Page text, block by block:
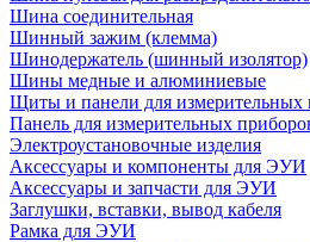
Шина соединительная
Шинный зажим (клемма)
Шинодержатель (шинный изолятор)
Шины медные и алюминиевые
Щиты и панели для измерительных
Панель для измерительных
Электроустановочные изделия
Аксессуары и компоненты для ЭУИ
Аксессуары и запчасти для ЭУИ
Заглушки, вставки, вывод кабеля
Рамка для ЭУИ